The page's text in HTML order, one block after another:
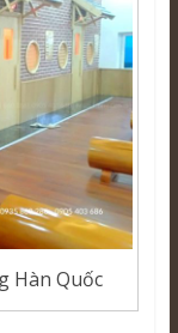
Hàn Quốc